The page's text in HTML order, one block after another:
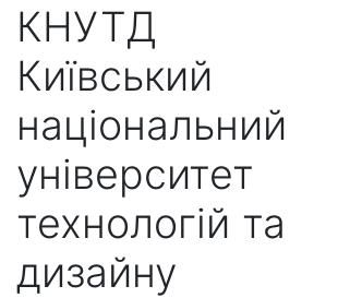
КНУТД
Київський
національний
університет
технологій та
дизайну